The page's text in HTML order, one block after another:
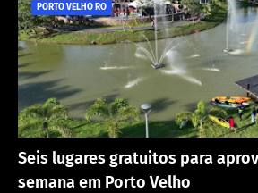
PORTO VELHO RO
Seis lugares gratuitos para
semana em Porto Velho